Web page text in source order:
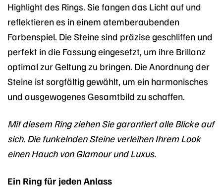
Highlight des Rings. Sie fangen das Licht auf und
reflektieren es in einem atemberaubenden
Farbenspiel. Die Steine sind präzise geschliffen und
perfekt in die Fassung eingesetzt, um ihre Brillanz
optimal zur Geltung zu bringen. Die Anordnung der
Steine ist sorgfältig gewählt, um ein harmonisches
und ausgewogenes Gesamtbild zu schaffen.
Mit diesem Ring ziehen Sie garantiert alle Blicke auf
sich. Die funkelnden Steine verleihen Ihrem Look
einen Hauch von Glamour und Luxus.
Ein Ring für jeden Anlass